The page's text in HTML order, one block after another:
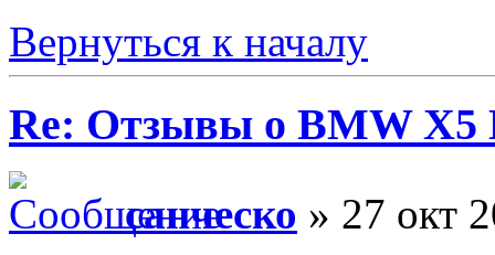
Вернуться к началу
Re: Отзывы о BMW X5
санческо » 27 окт